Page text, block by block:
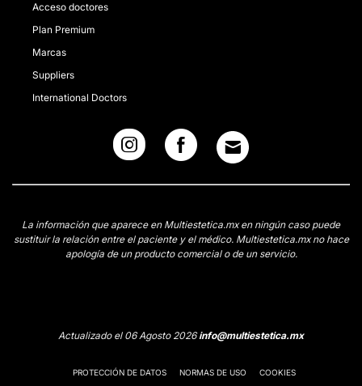
Acceso doctores
Plan Premium
Marcas
Suppliers
International Doctors
La información que aparece en Multiestetica.mx en ningún caso puede
sustituir la relación entre el paciente y el médico. Multiestetica.mx no hace
apología de un producto comercial o de un servicio.
Actualizado el 06 Agosto 2026info@multiestetica.mx
PROTECCIÓN DE DATOS NORMAS DE USO COOKIES